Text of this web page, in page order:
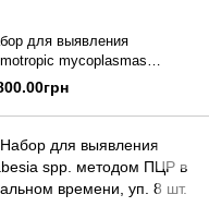
для выявления
mycoplasmas
ПЦР в реальном
уп. 8 шт.